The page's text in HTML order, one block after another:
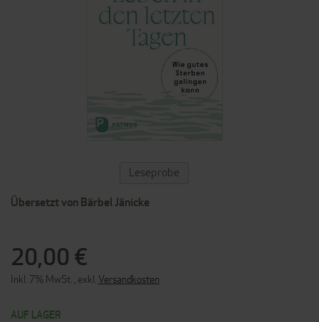
Übersetzt von Bärbel Jänicke
20,00 €
Inkl. 7% MwSt. exkl. Versandkosten
AUF LAGER
ZUM
ANFANG
Leseprobe